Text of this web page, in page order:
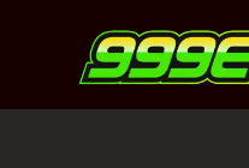
dung